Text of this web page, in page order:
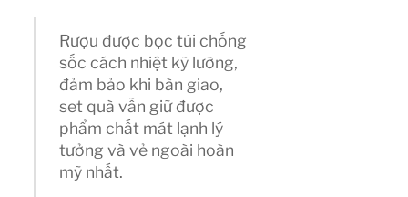
Rượu được bọc túi chống
sốc cách nhiệt kỹ lưỡng,
đảm bảo khi bàn giao,
set quà vẫn giữ được
phẩm chất mát lạnh lý
tưởng và vẻ ngoài hoàn
mỹ nhất.